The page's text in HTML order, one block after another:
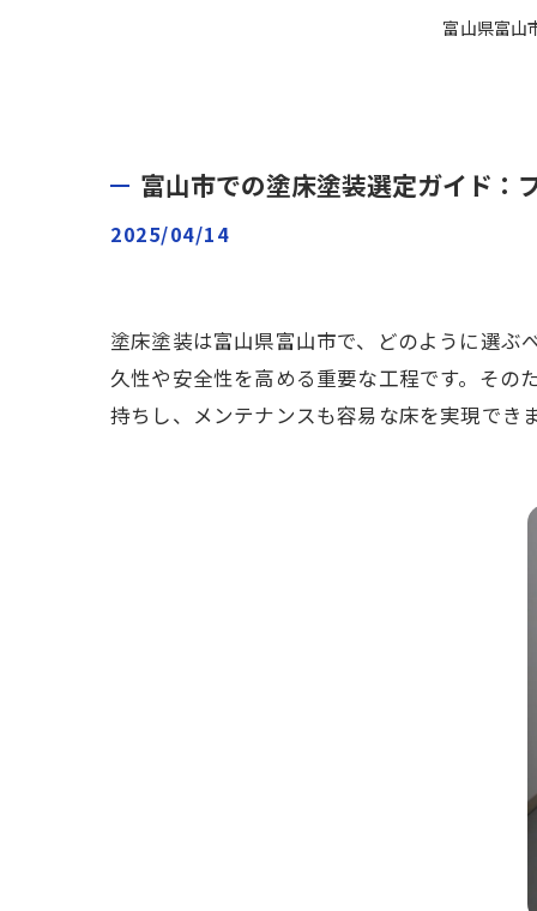
富山県富山
富山市での塗床塗装選定ガイド：
2025/04/14
塗床塗装は富山県富山市で、どのように選
久性や安全性を高める重要な工程です。その
持ちし、メンテナンスも容易な床を実現でき